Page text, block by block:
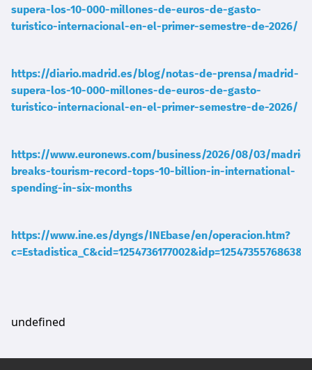
supera-los-10-000-millones-de-euros-de-gasto-
turistico-internacional-en-el-primer-semestre-de-2026/
https://diario.madrid.es/blog/notas-de-prensa/madrid-
supera-los-10-000-millones-de-euros-de-gasto-
turistico-internacional-en-el-primer-semestre-de-2026/
https://www.euronews.com/business/2026/08/03/madrid-
breaks-tourism-record-tops-10-billion-in-international-
spending-in-six-months
https://www.ine.es/dyngs/INEbase/en/operacion.htm?
undefined